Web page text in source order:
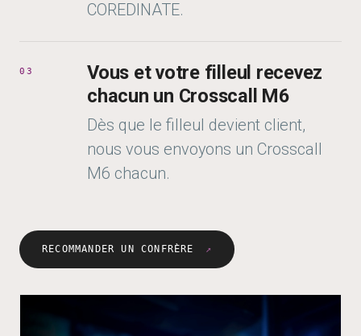
COREDINATE.
03
Vous et votre filleul recevez
chacun un Crosscall M6
Dès que le filleul devient client,
nous vous envoyons un Crosscall
M6 chacun.
RECOMMANDER UN CONFRÈRE